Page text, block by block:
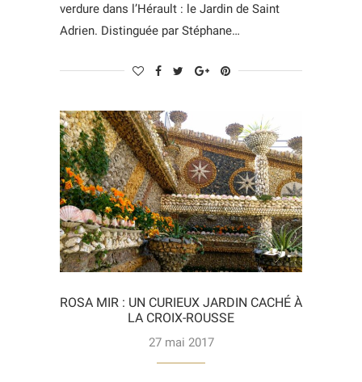
verdure dans l’Hérault : le Jardin de Saint
Adrien. Distinguée par Stéphane…
ROSA MIR : UN CURIEUX JARDIN CACHÉ À
LA CROIX-ROUSSE
27 mai 2017